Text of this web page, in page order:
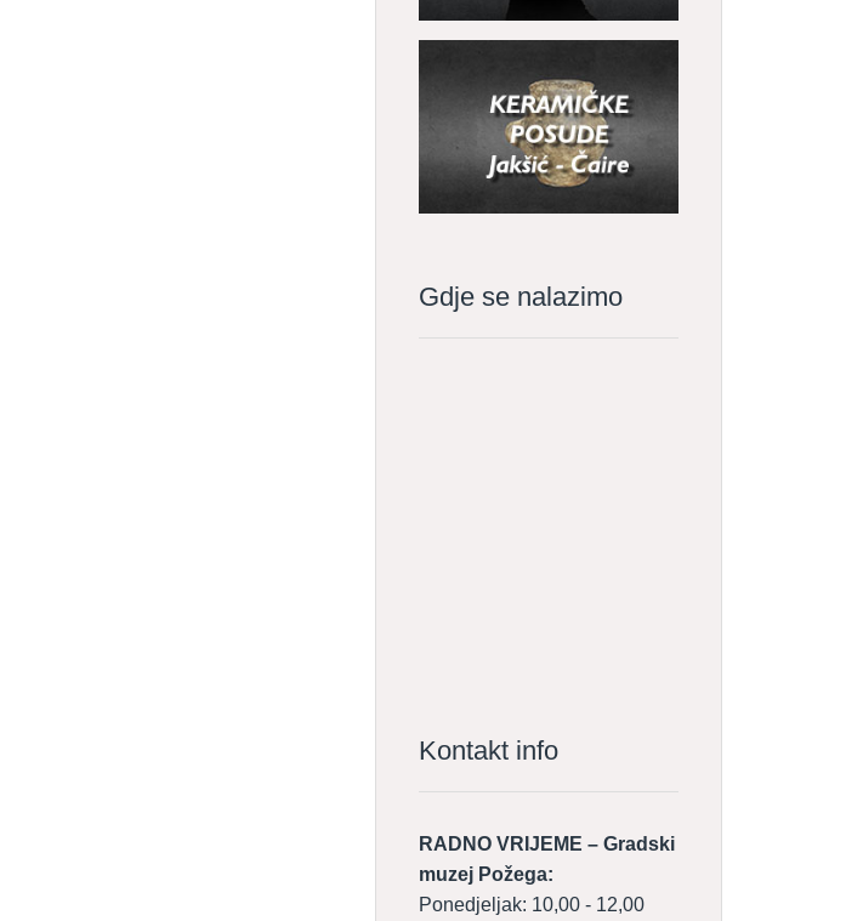
Gdje se nalazimo
Kontakt info
RADNO VRIJEME – Gradski
muzej Požega:
Ponedjeljak: 10,00 - 12,00